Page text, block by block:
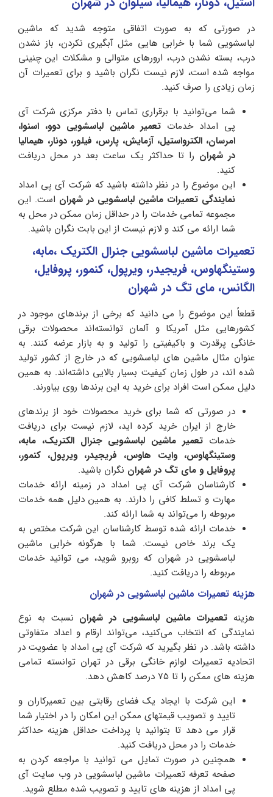
در صورتی که به صورت اتفاقی متوجه شدید که ماشین
لباسشویی شما با خرابی هایی مثل آبگیری نکردن، باز نشدن
درب، بسته نشدن درب، ارورهای متوالی و مشکلات این چنینی
مواجه شده است، لازم نیست نگران باشید و برای تعمیرات آن
زمان زیادی را صرف کنید.
شما می‌توانید با برقراری تماس با دفتر مرکزی شرکت آی
پی امداد خدمات تعمیر ماشین لباسشویی دوو، اسنوا،
امرسان، الکترواستیل، آزمایش، پارس، فیلور، دونار، هیمالیا
در شهران را تا حداکثر یک ساعت بعد در محل دریافت
کنید.
این موضوع را در نظر داشته باشید که شرکت آی پی امداد
نمایندگی تعمیرات ماشین لباسشویی در شهران است. این
مجموعه تمامی خدمات را در حداقل زمان ممکن در محل به
شما ارائه می کند و لازم نیست از این بابت نگران باشید.
تعمیرات ماشین لباسشویی جنرال الکتریک ،مابه،
وستینگهاوس، فریجیدر، ویرپول، کنمور، پروفایل،
الگانس، مای تگ در شهران
قطعاً این موضوع را می دانید که برخی از برندهای موجود در
کشورهایی مثل آمریکا و آلمان توانسته‌اند محصولات برقی
خانگی پرقدرت و باکیفیتی را تولید و به بازار عرضه کنند. به
عنوان مثال ماشین های لباسشویی که در خارج از کشور تولید
شده اند، در طول زمان کیفیت بسیار بالایی داشته‌اند. به همین
دلیل ممکن است افراد برای خرید به این برندها روی بیاورند.
در صورتی که شما برای خرید محصولات خود از برندهای
خارج از ایران خرید کرده اید، لازم نیست برای دریافت
خدمات تعمیر ماشین لباسشویی جنرال الکتریک، مابه،
وستینگهاوس، وایت هاوس، فریجیدر، ویرپول، کنمور،
پروفایل و مای تگ در شهران نگران باشید.
کارشناسان شرکت آی پی امداد در زمینه ارائه خدمات
مهارت و تسلط کافی را دارند. به همین دلیل همه خدمات
مربوطه را می‌تواند به شما ارائه کند.
خدمات ارائه شده توسط کارشناسان این شرکت مختص به
یک برند خاص نیست. شما با هرگونه خرابی ماشین
لباسشویی در شهران که روبرو شوید، می توانید خدمات
مربوطه را دریافت کنید.
هزینه تعمیرات ماشین لباسشویی در شهران
هزینه تعمیرات ماشین لباسشویی در شهران نسبت به نوع
نمایندگی که انتخاب می‌کنید، می‌تواند ارقام و اعداد متفاوتی
داشته باشد. در نظر بگیرید که شرکت‌ آی پی امداد با عضویت در
اتحادیه تعمیرات لوازم خانگی برقی در تهران توانسته تمامی
هزینه های ممکن را تا ۷۵ درصد کاهش دهد.
این شرکت با ایجاد یک فضای رقابتی بین تعمیرکاران و
تایید و تصویب قیمتهای ممکن این امکان را در اختیار شما
قرار می دهد تا بتوانید با پرداخت حداقل هزینه حداکثر
خدمات را در محل دریافت کنید.
همچنین در صورت تمایل می توانید با مراجعه کردن به
صفحه تعرفه تعمیرات ماشین لباسشویی در وب سایت آی
پی امداد از هزینه های تایید و تصویب شده مطلع شوید.